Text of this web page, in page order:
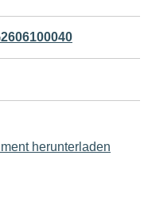
herunterladen